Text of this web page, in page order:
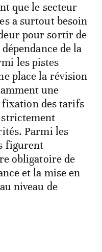
que le secteur
a surtout besoin
pour sortir de
de la
les pistes
place la révision
une
des tarifs
Parmi les
figurent
obligatoire de
et la mise en
niveau de